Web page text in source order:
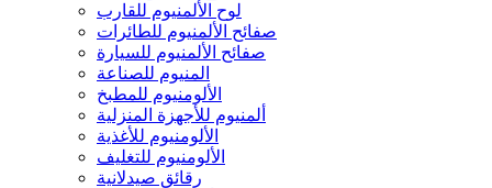
لوح الألمنيوم للقارب
صفائح الألمنيوم للطائرات
صفائح الألمنيوم للسيارة
المنيوم للصناعة
الألومنيوم للمطبخ
ألمنيوم للأجهزة المنزلية
الألومنيوم للأغذية
الألومنيوم للتغليف
رقائق صيدلانية